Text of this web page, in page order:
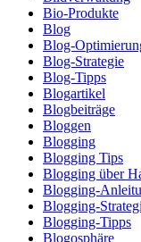
Bio-Produkte
Blog
Blog-
Blog-Strategie
Blog-Tipps
Blogartikel
Blogbeiträge
Bloggen
Blogging
Blogging Tips
Blogging über
Blogging-
Blogging-
Blogging-Tipps
Blogosphäre